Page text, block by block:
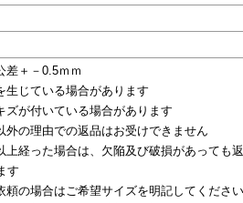
差＋－0.5ｍｍ
生じている場合があります
ズが付いている場合があります
外の理由での返品はお受けできません
上経った場合は、欠陥及び破損があっても
す
の場合はご希望サイズを明記してください